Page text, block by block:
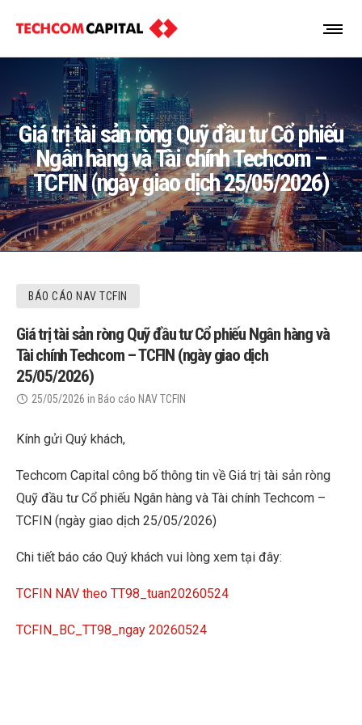
Giá trị tài sản ròng Quỹ đầu tư Cổ phiếu
Ngân hàng và Tài chính Techcom –
TCFIN (ngày giao dịch 25/05/2026)
BÁO CÁO NAV TCFIN
Giá trị tài sản ròng Quỹ đầu tư Cổ phiếu Ngân hàng và
Tài chính Techcom – TCFIN (ngày giao dịch
25/05/2026)
25/05/2026 in Báo cáo NAV TCFIN
Kính gửi Quý khách,
Techcom Capital công bố thông tin về Giá trị tài sản ròng
Quỹ đầu tư Cổ phiếu Ngân hàng và Tài chính Techcom –
TCFIN (ngày giao dịch 25/05/2026)
Chi tiết báo cáo Quý khách vui lòng xem tại đây:
TCFIN NAV theo TT98_tuan20260524
TCFIN_BC_TT98_ngay 20260524